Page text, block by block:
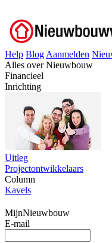
Help Blog Aanmelden
Alles over Nieuwbouw
Financieel
Inrichting
Uitleg
Projectontwikkelaars
Column
Kavels
MijnNieuwbouw
E-mail